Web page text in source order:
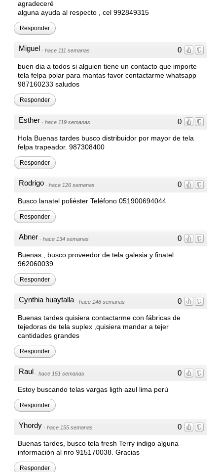
agradeceré
alguna ayuda al respecto , cel 992849315
Responder
0
Miguel ·hace 111 semanas
buen dia a todos si alguien tiene un contacto que importe
tela felpa polar para mantas favor contactarme whatsapp
987160233 saludos
Responder
0
Esther ·hace 119 semanas
Hola Buenas tardes busco distribuidor por mayor de tela
felpa trapeador. 987308400
Responder
0
Rodrigo ·hace 126 semanas
Busco lanatel poliéster Teléfono 051900694044
Responder
0
Abner ·hace 134 semanas
Buenas , busco proveedor de tela galesia y finatel
962060039
Responder
0
Cynthia huaytalla ·hace 148 semanas
Buenas tardes quisiera contactarme con fábricas de
tejedoras de tela suplex ,quisiera mandar a tejer
cantidades grandes
Responder
0
Raul ·hace 151 semanas
Estoy buscando telas vargas ligth azul lima perú
Responder
0
Yhordy ·hace 155 semanas
Buenas tardes, busco tela fresh Terry indigo alguna
información al nro 915170038. Gracias
Responder